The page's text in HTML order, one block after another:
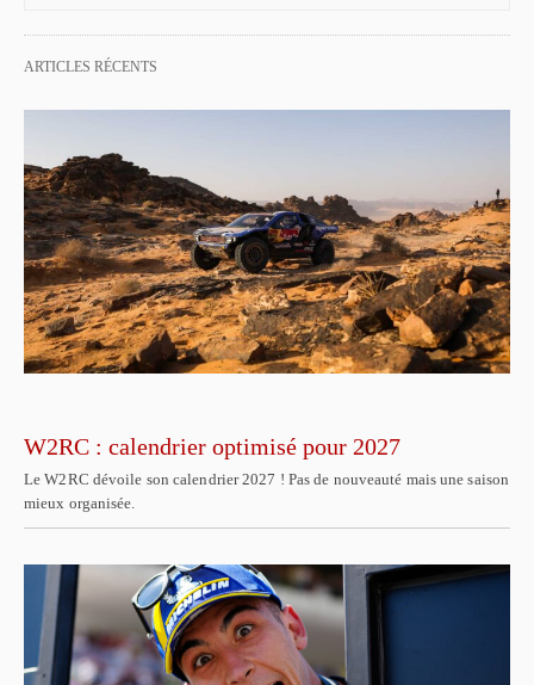
ARTICLES RÉCENTS
W2RC : calendrier optimisé pour 2027
Le W2RC dévoile son calendrier 2027 ! Pas de nouveauté mais une saison
mieux organisée.